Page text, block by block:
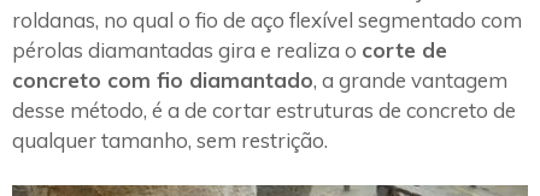
roldanas, no qual o fio de aço flexível segmentado com
pérolas diamantadas gira e realiza o corte de
concreto com fio diamantado, a grande vantagem
desse método, é a de cortar estruturas de concreto de
qualquer tamanho, sem restrição.